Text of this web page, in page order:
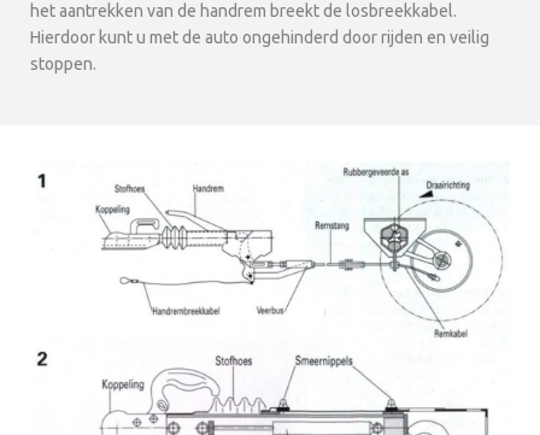
het aantrekken van de handrem breekt de losbreekkabel.
Hierdoor kunt u met de auto ongehinderd door rijden en veilig
stoppen.